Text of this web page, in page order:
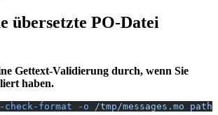
übersetzte PO-Datei
Gettext-Validierung durch, wenn Sie
haben.
format -o /tmp/messages.mo path/